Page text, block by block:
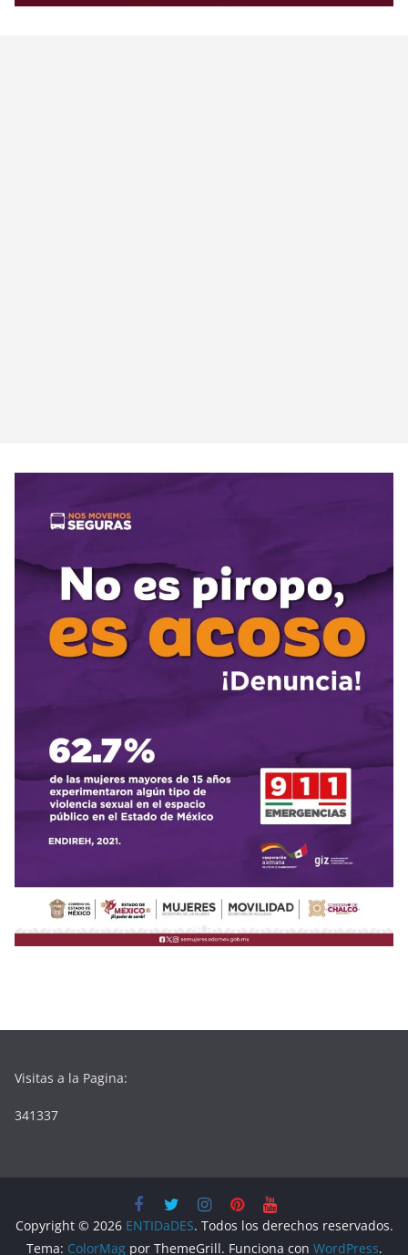
Visitas a la Pagina:
341337
Copyright © 2026 ENTIDaDES. Todos los derechos reservados.
Tema: ColorMagpor ThemeGrill. Funciona con WordPress.